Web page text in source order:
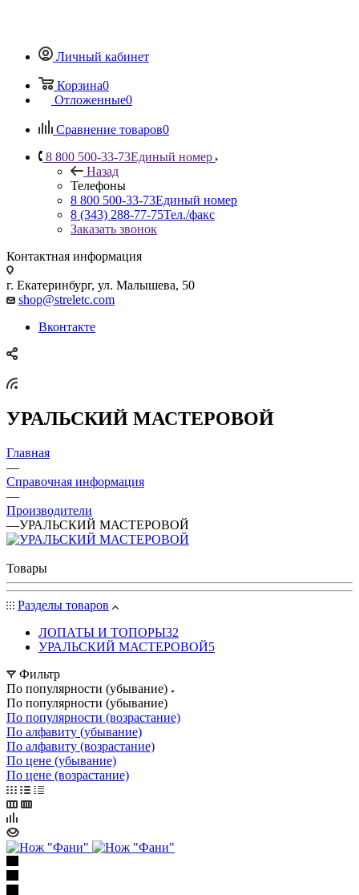
Личный кабинет
Корзина0
Отложенные0
Сравнение товаров0
8 800 500-33-73Единый номер
Назад
Телефоны
8 800 500-33-73Единый номер
8 (343) 288-77-75Тел./факс
Заказать звонок
Контактная информация
г. Екатеринбург, ул. Малышева, 50
shop@streletc.com
Вконтакте
УРАЛЬСКИЙ МАСТЕРОВОЙ
Главная
—
Справочная информация
—
Производители
—УРАЛЬСКИЙ МАСТЕРОВОЙ
Товары
Разделы товаров
ЛОПАТЫ И ТОПОРЫ32
УРАЛЬСКИЙ МАСТЕРОВОЙ5
Фильтр
По популярности (убывание)
По популярности (убывание)
По популярности (возрастание)
По алфавиту (убывание)
По алфавиту (возрастание)
По цене (убывание)
По цене (возрастание)